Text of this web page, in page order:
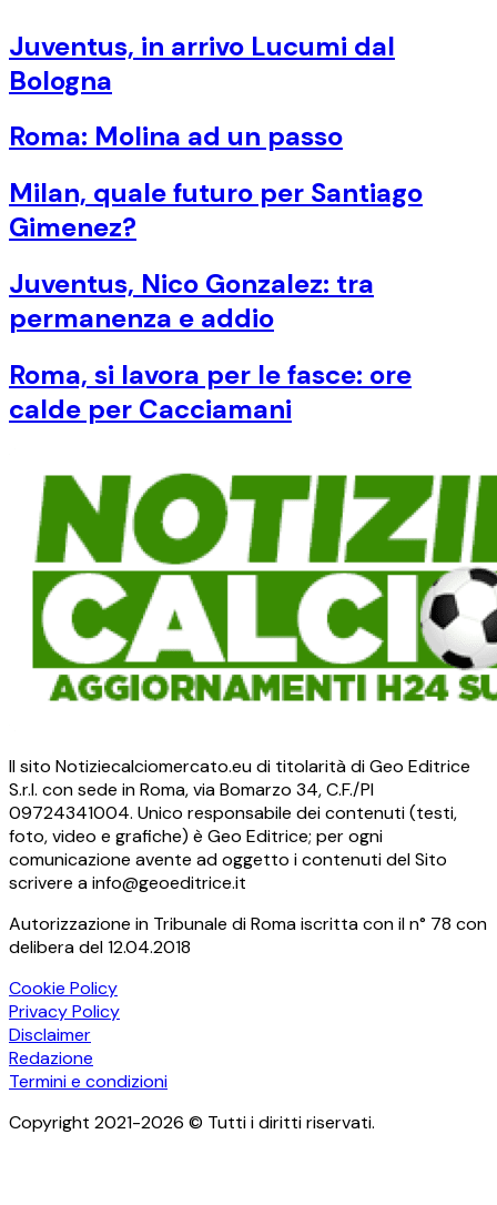
Juventus, in arrivo Lucumi dal
Bologna
Roma: Molina ad un passo
Milan, quale futuro per Santiago
Gimenez?
Juventus, Nico Gonzalez: tra
permanenza e addio
Roma, si lavora per le fasce: ore
calde per Cacciamani
Il sito Notiziecalciomercato.eu di titolarità di Geo Editrice
S.r.l. con sede in Roma, via Bomarzo 34, C.F./PI
09724341004. Unico responsabile dei contenuti (testi,
foto, video e grafiche) è Geo Editrice; per ogni
comunicazione avente ad oggetto i contenuti del Sito
scrivere a info@geoeditrice.it
Autorizzazione in Tribunale di Roma iscritta con il n° 78 con
delibera del 12.04.2018
Cookie Policy
Privacy Policy
Disclaimer
Redazione
Termini e condizioni
Copyright 2021-2026 © Tutti i diritti riservati.